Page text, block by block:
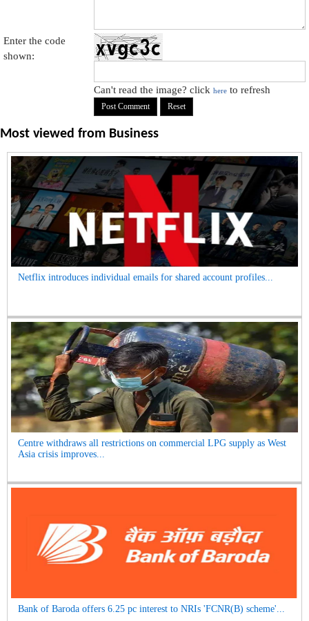
Enter the code
shown:
Can't read the image? clickhere to refresh
Most viewed from Business
Netflix introduces individual emails for shared account profiles...
Centre withdraws all restrictions on commercial LPG supply as West
Asia crisis improves...
Bank of Baroda offers 6.25 pc interest to NRIs 'FCNR(B) scheme'...